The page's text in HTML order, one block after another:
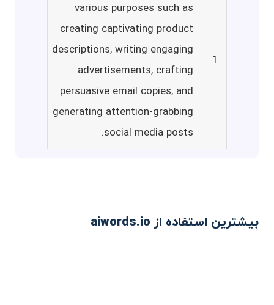
1
various purposes such as
creating captivating product
descriptions, writing engaging
advertisements, crafting
persuasive email copies, and
generating attention-grabbing
social media posts.
بیشترین استفاده از aiwords.io